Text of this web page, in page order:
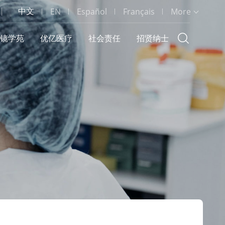
中文 EN Español Français More
学苑 优亿医疗 社会责任 招贤纳士